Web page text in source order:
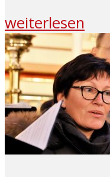
weiterlesen